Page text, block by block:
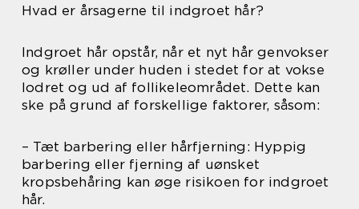
Hvad er årsagerne til indgroet hår?
Indgroet hår opstår, når et nyt hår genvokser
og krøller under huden i stedet for at vokse
lodret og ud af follikeleområdet. Dette kan
ske på grund af forskellige faktorer, såsom:
– Tæt barbering eller hårfjerning: Hyppig
barbering eller fjerning af uønsket
kropsbehåring kan øge risikoen for indgroet
hår.